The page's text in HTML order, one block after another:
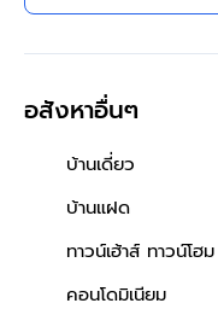
อสังหาอื่นๆ
บ้านเดี่ยว
บ้านแฝด
ทาวน์เฮ้าส์ ทาวน์โฮม
คอนโดมิเนียม